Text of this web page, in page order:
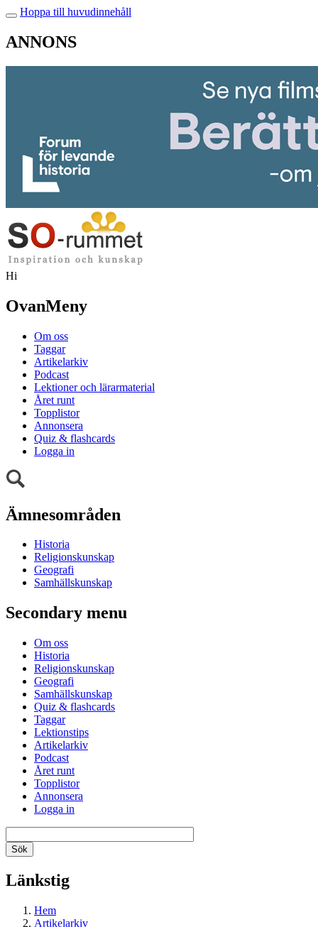
Hoppa till huvudinnehåll
ANNONS
Hi
OvanMeny
Om oss
Taggar
Artikelarkiv
Podcast
Lektioner och lärarmaterial
Året runt
Topplistor
Annonsera
Quiz & flashcards
Logga in
Ämnesområden
Historia
Religionskunskap
Geografi
Samhällskunskap
Secondary menu
Om oss
Historia
Religionskunskap
Geografi
Samhällskunskap
Quiz & flashcards
Taggar
Lektionstips
Artikelarkiv
Podcast
Året runt
Topplistor
Annonsera
Logga in
Länkstig
Hem
Artikelarkiv